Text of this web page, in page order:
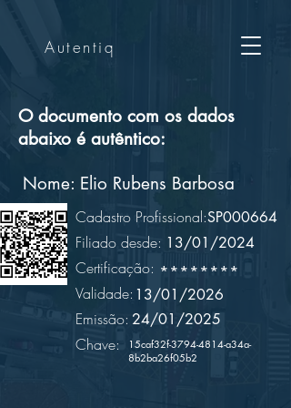
Autentiq
O documento com os dados
abaixo é autêntico:
Nome:
Cadastro Profissional:
Filiado desde:
Certificação:
Validade:
Emissão:
Chave:
15caf32f-3794-4814-a34a-
8b2ba26f05b2
13/01/2026
Elio Rubens Barbosa
24/01/2025
********
13/01/2024
SP000664